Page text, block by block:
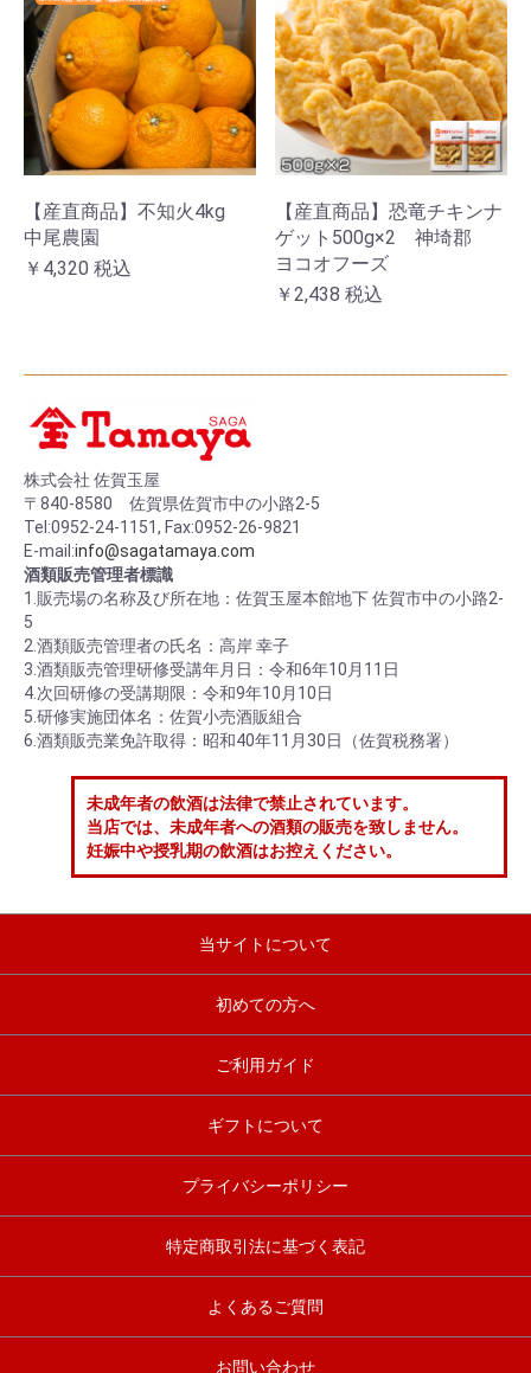
【産直商品】不知火4kg
中尾農園
￥4,320 税込
【産直商品】恐竜チキンナ
ゲット500g×2 神埼郡
ヨコオフーズ
￥2,438 税込
株式会社 佐賀玉屋
〒840-8580 佐賀県佐賀市中の小路2-5
Tel:0952-24-1151, Fax:0952-26-9821
E-mail:info@sagatamaya.com
酒類販売管理者標識
1.販売場の名称及び所在地：佐賀玉屋本館地下 佐賀市中の小路2-
5
2.酒類販売管理者の氏名：高岸 幸子
3.酒類販売管理研修受講年月日：令和6年10月11日
4.次回研修の受講期限：令和9年10月10日
5.研修実施団体名：佐賀小売酒販組合
6.酒類販売業免許取得：昭和40年11月30日（佐賀税務署）
未成年者の飲酒は法律で禁止されています。
当店では、未成年者への酒類の販売を致しません。
妊娠中や授乳期の飲酒はお控えください。
当サイトについて
初めての方へ
ご利用ガイド
ギフトについて
プライバシーポリシー
特定商取引法に基づく表記
よくあるご質問
お問い合わせ